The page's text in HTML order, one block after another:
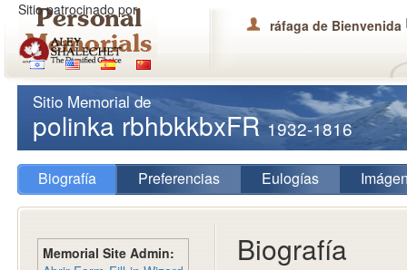
Sitio patrocinado por
ráfaga de Bienvenida
Sitio Memorial de
polinka rbhbkkbxFR1932-1816
Biografía Preferencias Eulogías
Memorial Site Admin:
Biografía